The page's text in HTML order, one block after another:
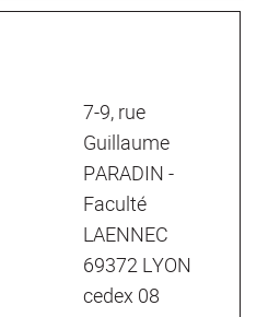
7-9, rue
Guillaume
PARADIN -
Faculté
LAENNEC
69372 LYON
cedex 08